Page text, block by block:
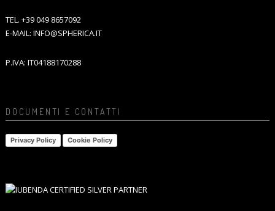
TEL. +39 049 8657092
E-MAIL: INFO@SPHERICA.IT
P.IVA: IT04188170288
DOCUMENTI E CONTATTI
Privacy Policy Cookie Policy